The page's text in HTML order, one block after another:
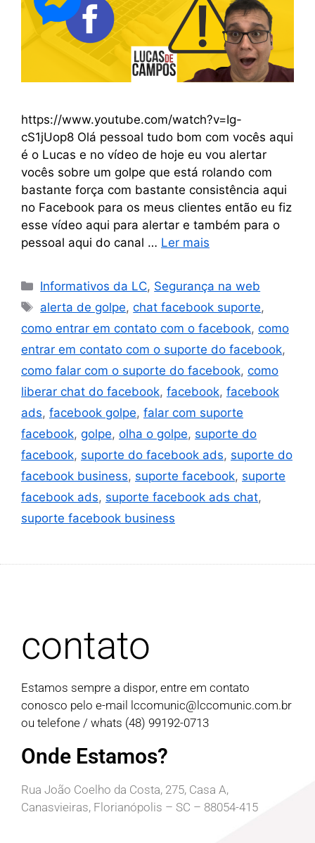
https://www.youtube.com/watch?v=Ig-
cS1jUop8 Olá pessoal tudo bom com vocês aqui
é o Lucas e no vídeo de hoje eu vou alertar
vocês sobre um golpe que está rolando com
bastante força com bastante consistência aqui
no Facebook para os meus clientes então eu fiz
esse vídeo aqui para alertar e também para o
pessoal aqui do canal … Ler mais
Informativos da LC, Segurança na web
alerta de golpe,chat facebook suporte,
como entrar em contato com o facebook, como
entrar em contato com o suporte do facebook,
como falar com o suporte do facebook, como
liberar chat do facebook, facebook, facebook
ads, facebook golpe, falar com suporte
facebook, golpe, olha o golpe, suporte do
facebook, suporte do facebook ads, suporte do
facebook business, suporte facebook, suporte
facebook ads, suporte facebook ads chat,
suporte facebook business
contato
Estamos sempre a dispor, entre em contato
conosco pelo e-mail lccomunic@lccomunic.com.br
ou telefone / whats (48) 99192-0713
Onde Estamos?
Rua João Coelho da Costa, 275, Casa A,
Canasvieiras, Florianópolis – SC – 88054-415